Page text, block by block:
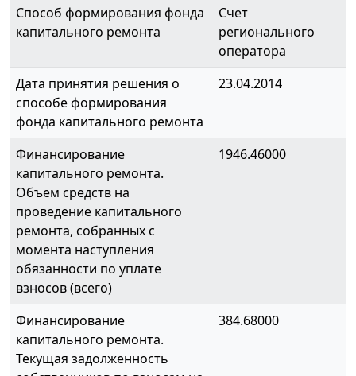
Способ формирования фонда
капитального ремонта
Счет
регионального
оператора
Дата принятия решения о
способе формирования
фонда капитального ремонта
23.04.2014
Финансирование
капитального ремонта.
Объем средств на
проведение капитального
ремонта, собранных с
момента наступления
обязанности по уплате
взносов (всего)
1946.46000
Финансирование
капитального ремонта.
Текущая задолженность
384.68000